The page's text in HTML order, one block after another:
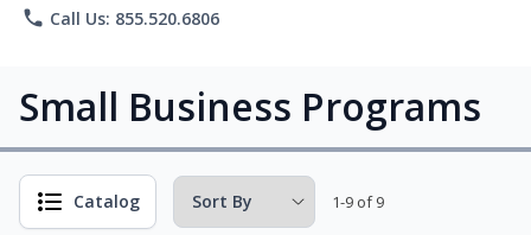
phone Call Us: 855.520.6806
Small Business Programs
Catalog 1-9 of 9